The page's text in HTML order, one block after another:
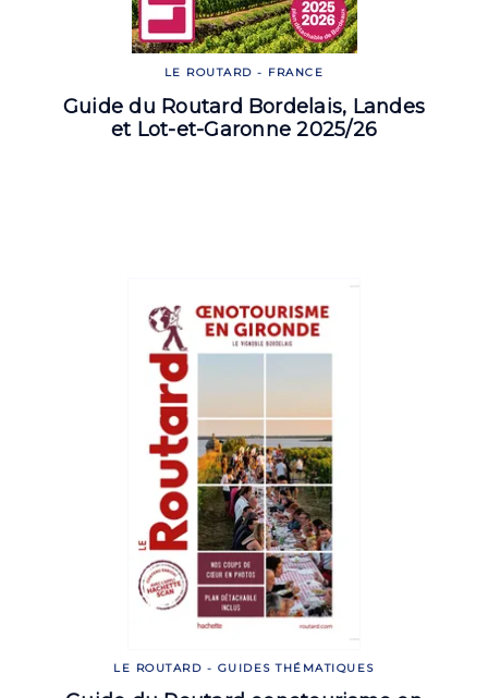
LE ROUTARD - FRANCE
Guide du Routard Bordelais, Landes
et Lot-et-Garonne 2025/26
LE ROUTARD - GUIDES THÉMATIQUES